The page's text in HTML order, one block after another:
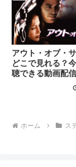
アウト・オブ・
どこで見れる？
聴できる動画配
ホーム ス